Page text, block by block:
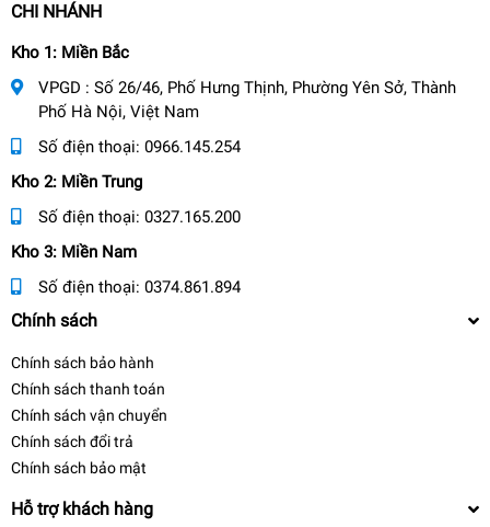
CHI NHÁNH
Kho 1: Miền Bắc
VPGD : Số 26/46, Phố Hưng Thịnh, Phường Yên Sở, Thành
Phố Hà Nội, Việt Nam
Số điện thoại: 0966.145.254
Kho 2: Miền Trung
Số điện thoại: 0327.165.200
Kho 3: Miền Nam
Số điện thoại: 0374.861.894
Chính sách
Chính sách bảo hành
Chính sách thanh toán
Chính sách vận chuyển
Chính sách đổi trả
Chính sách bảo mật
Hỗ trợ khách hàng